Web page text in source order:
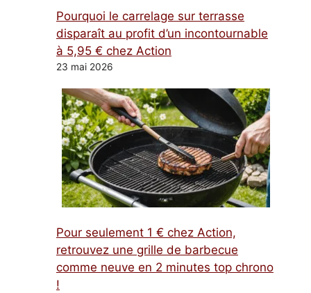
Pourquoi le carrelage sur terrasse
disparaît au profit d’un incontournable
à 5,95 € chez Action
23 mai 2026
Pour seulement 1 € chez Action,
retrouvez une grille de barbecue
comme neuve en 2 minutes top chrono
!